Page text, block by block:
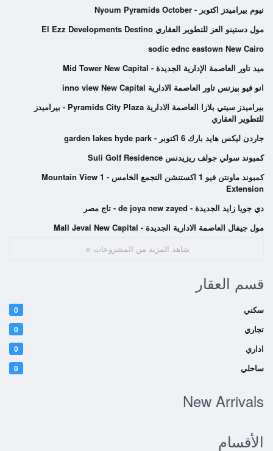
نيوم بيراميدز اكتوبر - Nyoum Pyramids October
مول دستينو العز للتطوير العقاري El Ezz Developments Destino
sodic ednc eastown New Cairo
ميد تاور العاصمة الإدارية الجديدة - Mid Tower New Capital
انو فيو بيزنس تاور العاصمة الادارية inno view New Capital
بيراميدز سيتي بلازا العاصمة الادارية Pyramids City Plaza - بيراميدز
للتطوير العقاري
جاردن ليكس هايد بارك 6 اكتوبر - garden lakes hyde park
كمبوند سولي جولف ريزيدنس Suli Golf Residence
كمبوند ماونتن فيو 1 اكستنشن التجمع الخامس - Mountain View 1
Extension
دي جويا زايد الجديدة - de joya new zayed - تاج مصر
مول جيفال العاصمة الادارية الجديدة - Mall Jeval New Capital
شاهد المزيد من المشروعات
قسم العقار
سكني 0
تجاري 0
اداري 0
ساحلي 0
New Arrivals
الأقسام